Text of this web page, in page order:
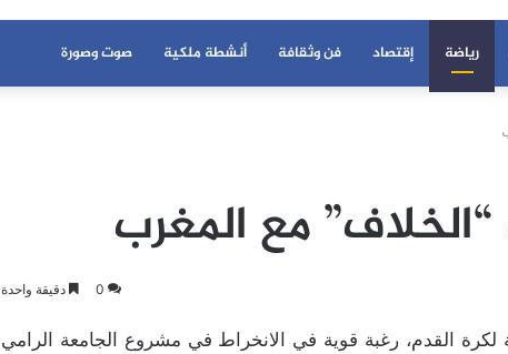
رياضة إقتصاد فن وثقافة أنشطة ملكية صوت وصورة
مع المغرب
0 دقيقة واحدة
لكرة القدم، رغبة قوية في الانخراط في مشروع الجامعة الرامي